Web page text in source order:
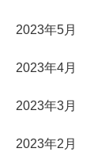
2023年5月
2023年4月
2023年3月
2023年2月